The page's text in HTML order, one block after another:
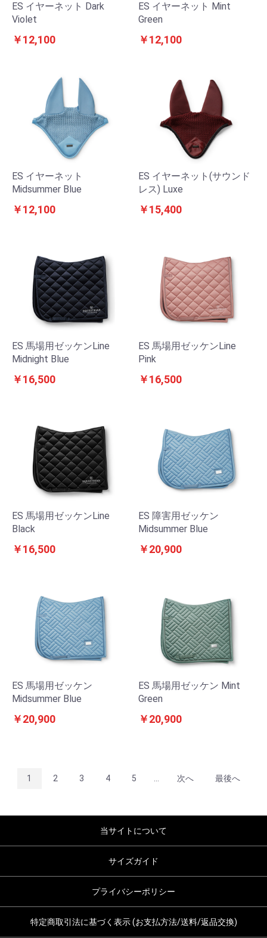
ES イヤーネット Dark
Violet
￥12,100
ES イヤーネット Mint
Green
￥12,100
ES イヤーネット
Midsummer Blue
￥12,100
ES イヤーネット(サウンド
レス) Luxe
￥15,400
ES 馬場用ゼッケンLine
Midnight Blue
￥16,500
ES 馬場用ゼッケンLine
Pink
￥16,500
ES 馬場用ゼッケンLine
Black
￥16,500
ES 障害用ゼッケン
Midsummer Blue
￥20,900
ES 馬場用ゼッケン
Midsummer Blue
￥20,900
ES 馬場用ゼッケン Mint
Green
￥20,900
1 2 3 4 5 次へ 最後へ
当サイトについて
サイズガイド
プライバシーポリシー
特定商取引法に基づく表示 (お支払方法/送料/返品交換)